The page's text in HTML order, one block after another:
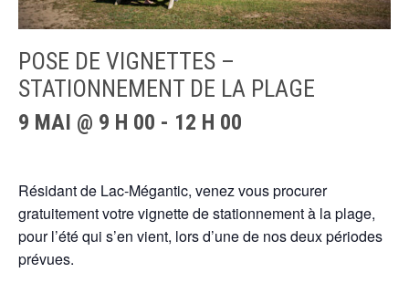
POSE DE VIGNETTES –
STATIONNEMENT DE LA PLAGE
9 MAI @ 9 H 00 - 12 H 00
Résidant de Lac-Mégantic, venez vous procurer
gratuitement votre vignette de stationnement à la plage,
pour l’été qui s’en vient, lors d’une de nos deux périodes
prévues.